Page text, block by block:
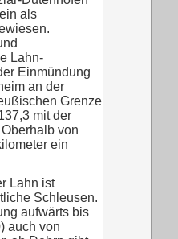
als
Lahn-
Einmündung
an der
Grenze
mit der
von
ein
Lahn ist
Schleusen.
aufwärts bis
auch von